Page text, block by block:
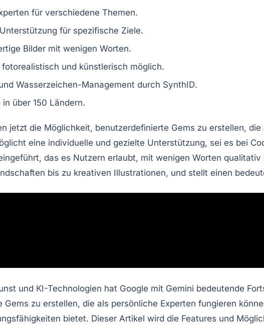
für verschiedene Themen.
für spezifische Ziele.
Bilder mit wenigen Worten.
und künstlerisch möglich.
Wasserzeichen-Management durch SynthID.
über 150 Ländern.
jetzt die Möglichkeit, benutzerdefinierte Gems zu erstellen,
eine individuelle und gezielte Unterstützung, sei es bei
das es Nutzern erlaubt, mit wenigen Worten
bis zu kreativen Illustrationen, und stellt einen
und KI-Technologien hat Google mit Gemini bedeutende
Gems zu erstellen, die als persönliche Experten fungieren
bietet. Dieser Artikel wird die Features und